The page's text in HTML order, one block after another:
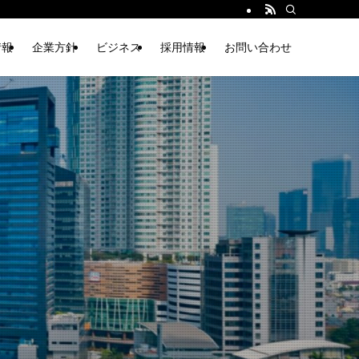
企業方針 ビジネス 採用情報 お問い合わせ